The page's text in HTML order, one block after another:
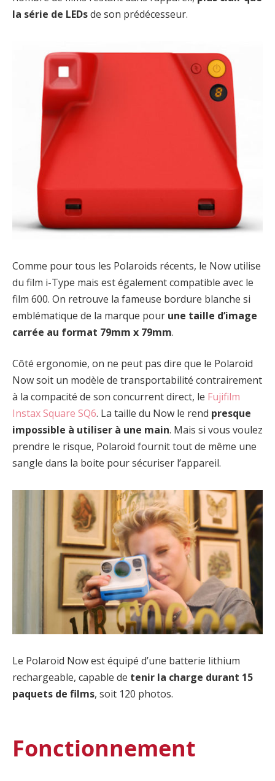
la série de LEDsde son prédécesseur.
Comme pour tous les Polaroids récents, le Now utilise
du film i-Type mais est également compatible avec le
film 600. On retrouve la fameuse bordure blanche si
emblématique de la marque pour une taille d’image
carrée au format 79mm x 79mm.
Côté ergonomie, on ne peut pas dire que le Polaroid
Now soit un modèle de transportabilité contrairement
à la compacité de son concurrent direct, le Fujifilm
Instax Square SQ6. La taille du Now le rend presque
impossible à utiliser à une main. Mais si vous voulez
prendre le risque, Polaroid fournit tout de même une
sangle dans la boite pour sécuriser l’appareil.
Le Polaroid Now est équipé d’une batterie lithium
rechargeable, capable de tenir la charge durant 15
paquets de films, soit 120 photos.
Fonctionnement